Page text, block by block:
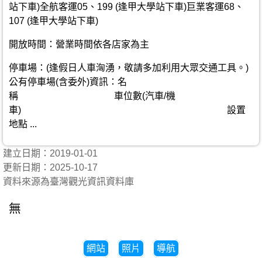
站下車)全航客運05、199 (逢甲大學站下車)巨業客運68、
107 (逢甲大學站下車)
開放時間：營業時間依各店家為主
停車場：(逢假日人車洶湧，敬請多加利用大眾交通工具。)
公有停車場(含委外)資訊：名
稱 車位數(汽車/機
車) 設置
地點 ...
建立日期：2019-01-01
更新日期：2025-10-17
資料來源為臺灣觀光資訊資料庫
無
網站 照片 導航